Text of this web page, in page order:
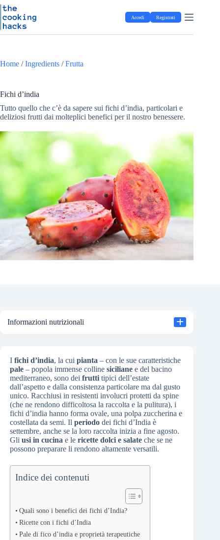
S
t
c
t
n
u
o
Salta
al
contenuto
Accedi Registrati
Home /Ingredients /Frutta
Fichi d’india
Tutto quello che c’è da sapere sui fichi d’india, particolari e
deliziosi frutti dai molteplici benefici per il nostro benessere.
I fichi d’india, la cui pianta – con le sue caratteristiche
pale – popola immense colline siciliane e del bacino
mediterraneo, sono dei frutti tipici dell’estate
dall’aspetto e dalla consistenza particolare ma dal gusto
unico. Racchiusi in resistenti involucri protetti da spine
(che ne rendono difficoltosa la raccolta e la pulitura), i
fichi d’india hanno forma ovale, una polpa zuccherina e
costellata da semi. Il periodo dei fichi d’India è
settembre, anche se la loro raccolta inizia a fine agosto.
Gli usi in cucina e le ricette dolci e salate che se ne
possono preparare li rendono altamente versatili.
Indice dei contenuti
Quali sono i benefici dei fichi d’India?
Ricette con i fichi d’India
Pale di fico d’india e proprietà terapeutiche
Informazioni nutrizionali